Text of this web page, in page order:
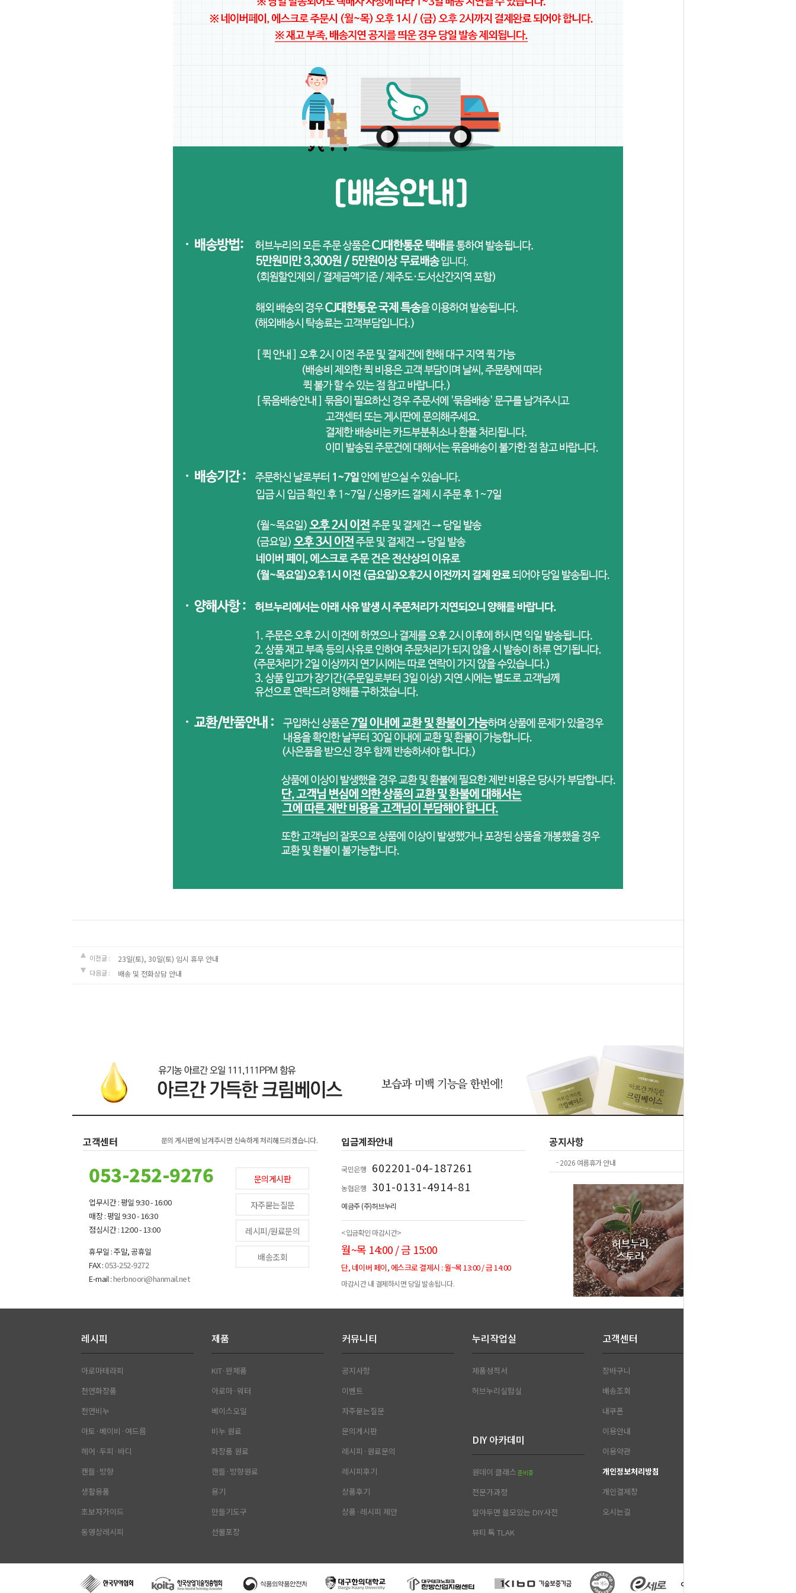
이전글 : 23일(토), 30일(토) 임시 휴무 안내
다음글 : 배송 및 전화상담 안내
고객센터 문의 게시판에 남겨주시면 신속하게 처리해드리겠습니다.
053-252-9276
업무시간 : 평일 9:30 - 16:00
매장 : 평일 9:30 - 16:30
점심시간 : 12:00 - 13:00
휴무일 : 주말, 공휴일
FAX :053-252-9272
E-mail :herbnoori@hanmail.net
문의게시판
자주묻는질문
레시피/원료문의
배송조회
입금계좌안내
국민은행 602201-04-187261
농협은행 301-0131-4914-81
예금주 (주)허브누리
<입금확인 마감시간>
월~목 14:00 / 금 15:00
단, 네이버 페이, 에스크로 결제시 : 월~목 13:00 / 금 14:00
마감시간 내 결제하시면 당일 발송됩니다.
공지사항
-2026 여름휴가 안내
레시피
아로마테라피
천연화장품
천연비누
아토·베이비·여드름
헤어·두피·바디
캔들·방향
생활용품
초보자가이드
동영상레시피
제품
KIT·완제품
아로마·워터
베이스오일
비누 원료
화장품 원료
캔들·방향원료
용기
만들기도구
선물포장
커뮤니티
공지사항
이벤트
자주묻는질문
문의게시판
레시피·원료문의
레시피후기
상품후기
상품·레시피 제안
누리작업실
제품성적서
허브누리실험실
DIY 아카데미
원데이 클래스 준비중
전문가과정
알아두면 쓸모있는 DIY사전
뷰티 톡 TLAK
고객센터
장바구니
배송조회
내쿠폰
이용안내
이용약관
개인정보처리방침
개인결제창
오시는길